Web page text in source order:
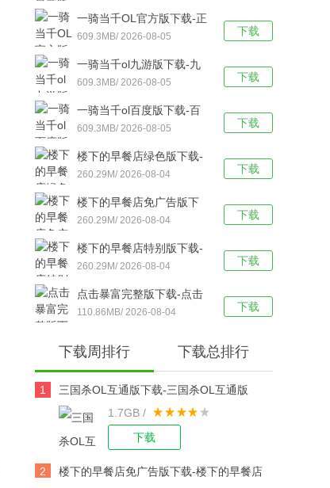
v2.4.3安卓版下载
下载
一骑当千OL官方版下载-正
版一骑当千OL游戏 v2.4.3
安卓版下载
609.3MB/ 2026-08-05
下载
一骑当千ol九游版下载-九
游一骑当千ol游戏 v2.4.3安
卓版下载
609.3MB/ 2026-08-05
下载
一骑当千ol百度版下载-百
度一骑当千ol游戏 v2.4.3安
卓版下载
609.3MB/ 2026-08-05
下载
楼下的早餐店绿色版下载-
楼下的早餐店无限版v3.3.5
安卓版下载
260.29M/ 2026-08-04
下载
楼下的早餐店免广告版下
载-楼下的早餐店无限内购
版v3.3.5安卓版下载
260.29M/ 2026-08-04
下载
楼下的早餐店特别版下载-
楼下的早餐移动版v3.3.5安
卓版下载
260.29M/ 2026-08-04
下载
点击暴富完整版下载-点击
暴富移动版 v3.31安卓版下
110.86MB/ 2026-08-04
下载周排行 下载总排行
1
三国杀OL互通版下载-三国杀OL互通版
v3.9.0安卓版下载
1.7GB /
下载
2
楼下的早餐店免广告版下载-楼下的早餐店